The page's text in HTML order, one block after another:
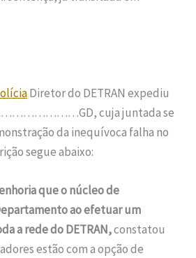
Diretor do DETRAN expediu
cuja juntada se
da inequívoca falha no
segue abaixo:
que o núcleo de
ao efetuar um
a rede do DETRAN,constatou
estão com a opção de